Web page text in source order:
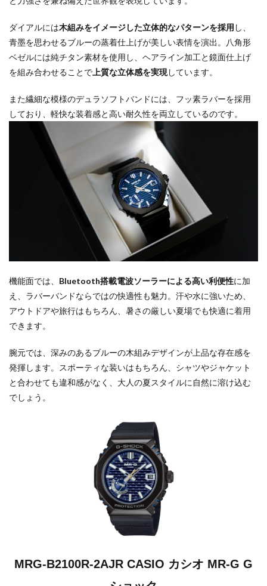
ダイアルには木組みをイメージした立体的なパターンを採用 し、
青墨を思わせるブルーの蒸着仕上げが美しい表情を演出。八角形
ベゼルには純チタン素材を使用し、ヘアライン加工と鏡面仕上げ
を組み合わせることで 上質な立体感を実現しています。
また繊細な模様のデュラソフトバンドには、フッ素ラバーを採用
しており、軽快な装着感と高い耐久性を両立しているのです。
機能面では、 Bluetooth搭載電波ソーラーによる高い利便性に加
え、ラバーバンドならではの快適性も魅力。汗や水に強いため、
アウトドアや旅行はもちろん、暑さの厳しい夏場でも快適に着用
できます。
腕元では、深みのあるブルーの木組みデザインが上品な存在感を
発揮します。スポーティな装いはもちろん、シャツやジャケット
と合わせても違和感がなく、大人の夏スタイルに自然に溶け込む
でしょう。
MRG-B2100R-2AJR CASIO カシオ MR-G G